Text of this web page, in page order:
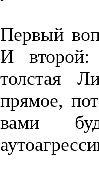
Первый
И второй:
толстая
прямое,
вами